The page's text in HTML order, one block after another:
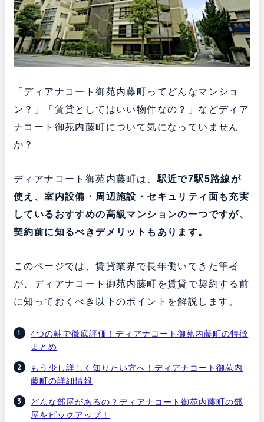
「ディアナコート御苑内藤町ってどんなマンショ
ン？」「賃貸としてはいい物件なの？」などディア
ナコート御苑内藤町について気になっていません
か？
ディアナコート御苑内藤町は、駅近で7駅5路線が
使え、室内設備・周辺施設・セキュリティ面も充実
している おすすめの高級マンションの一つですが、
契約前に知るべきデメリットもあります。
このページでは、賃貸業界で長年働いてきた筆者
が、ディアナコート御苑内藤町を賃貸で契約する前
に知っておくべき以下のポイントを解説します。
4つの軸で徹底評価！ディアナコート御苑内藤町の特徴
まとめ
もう少し詳しく知りたい方へ！ディアナコート御苑内
藤町の詳細情報
どんな部屋があるの？ディアナコート御苑内藤町の部
屋をピックアップ！